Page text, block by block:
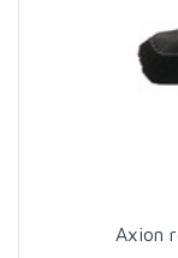
Axion